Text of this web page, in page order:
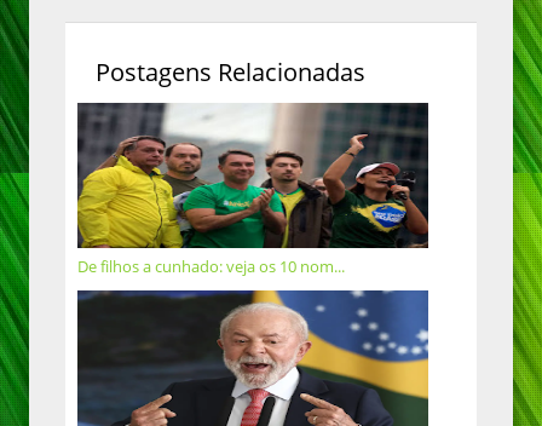
Postagens Relacionadas
De filhos a cunhado: veja os 10 nom...